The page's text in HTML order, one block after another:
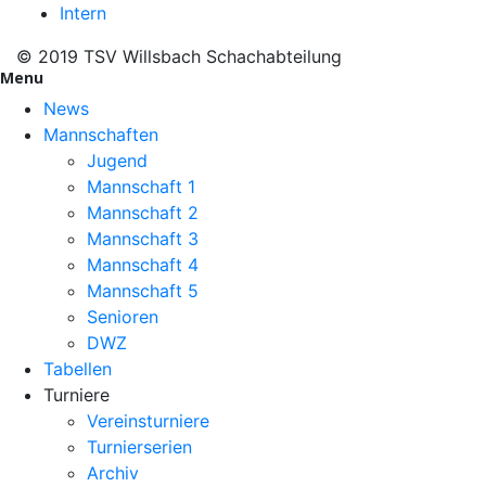
Intern
© 2019 TSV Willsbach Schachabteilung
Menu
News
Mannschaften
Jugend
Mannschaft 1
Mannschaft 2
Mannschaft 3
Mannschaft 4
Mannschaft 5
Senioren
DWZ
Tabellen
Turniere
Vereinsturniere
Turnierserien
Archiv